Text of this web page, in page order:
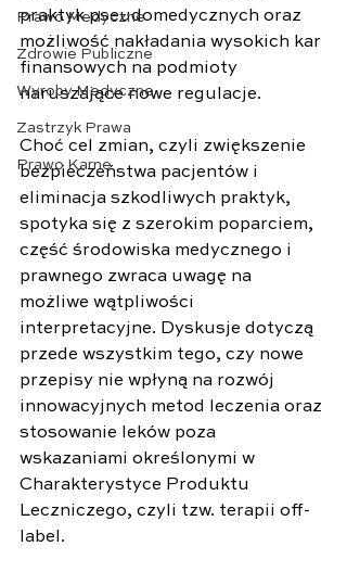
Prawo Medyczne
Zdrowie Publiczne
Wyroby Medyczne
Zastrzyk Prawa
Prawo Karne
praktyk pseudomedycznych oraz
możliwość nakładania wysokich kar
finansowych na podmioty
naruszające nowe regulacje.
Choć cel zmian, czyli zwiększenie
bezpieczeństwa pacjentów i
eliminacja szkodliwych praktyk,
spotyka się z szerokim poparciem,
część środowiska medycznego i
prawnego zwraca uwagę na
możliwe wątpliwości
interpretacyjne. Dyskusje dotyczą
przede wszystkim tego, czy nowe
przepisy nie wpłyną na rozwój
innowacyjnych metod leczenia oraz
stosowanie leków poza
wskazaniami określonymi w
Charakterystyce Produktu
Leczniczego, czyli tzw. terapii off-
label.